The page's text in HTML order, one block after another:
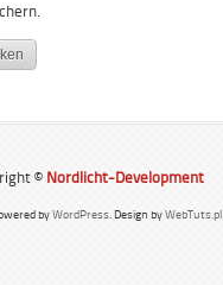
© Nordlicht-Development
byWordPress. Design byWebTuts.pl